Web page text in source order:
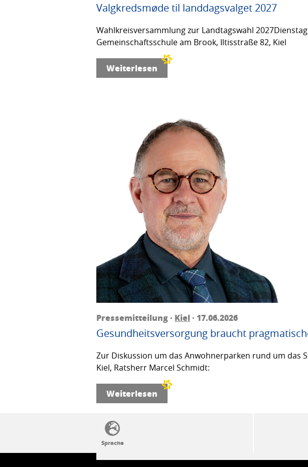
Valgkredsmøde til landdagsvalget 2027
Wahlkreisversammlung zur Landtagswahl
Gemeinschaftsschule am Brook, Iltisstraße 82, Kiel
Weiterlesen
Pressemitteilung · Kiel · 17.06.2026
Gesundheitsversorgung braucht
Zur Diskussion um das Anwohnerparken rund um das
Kiel, Ratsherr Marcel Schmidt:
Weiterlesen
SSW-Politik von A bis Z